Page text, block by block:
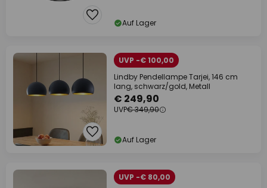
Auf Lager
UVP -€ 100,00
Lindby Pendellampe Tarjei, 146 cm
lang, schwarz/gold, Metall
€ 249,90
UVP€ 349,90
Auf Lager
UVP -€ 80,00